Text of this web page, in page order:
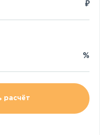
₽
%
расчёт